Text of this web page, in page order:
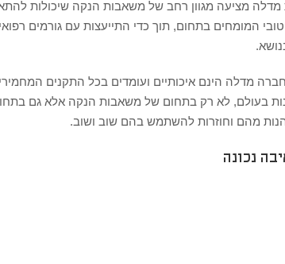
מציעה מגוון רחב של משאבות הנקה שיכולות
טובי המומחים בתחום, תוך כדי התייעצות עם גורמים
מדלה הינם איכותיים ועומדים בכל התקנים
בעולם, לא רק בתחום של משאבות הנקה אלא גם
מהם וחוזרות להשתמש בהם שוב ושוב.
נכונה